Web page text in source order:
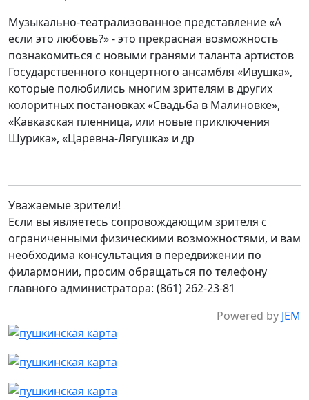
Музыкально-театрализованное представление «А
если это любовь?» - это прекрасная возможность
познакомиться с новыми гранями таланта артистов
Государственного концертного ансамбля «Ивушка»,
которые полюбились многим зрителям в других
колоритных постановках «Свадьба в Малиновке»,
«Кавказская пленница, или новые приключения
Шурика», «Царевна-Лягушка» и др
Уважаемые зрители!
Если вы являетесь сопровождающим зрителя с
ограниченными физическими возможностями, и вам
необходима консультация в передвижении по
филармонии, просим обращаться по телефону
главного администратора: (861) 262-23-81
Powered by JEM